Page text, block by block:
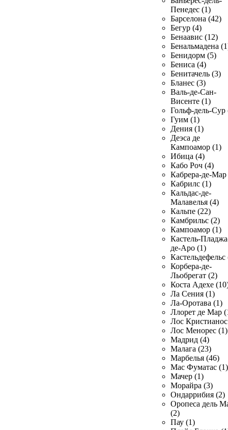
Пенедес (1)
Барселона (42)
Бегур (4)
Бенаавис (12)
Бенальмадена
Бенидорм (5)
Бениса (4)
Бенитачель (3)
Бланес (3)
Валь-де-Сан-
Висенте (1)
Гольф-дель-Сур
Гуим (1)
Дения (1)
Деэса де
Кампоамор (1)
Ибица (4)
Кабо Роч (4)
Кабрера-де-Мар
Кабрилс (1)
Кальдас-де-
Малавелья (4)
Кальпе (22)
Камбрильс (2)
Кампоамор (1)
Кастель-
де-Аро (1)
Кастельдефельс
Корбера-де-
Льобрегат (2)
Коста Адехе
Ла Сения (1)
Ла-Оротава (1)
Ллорет де Мар
Лос
Лос Менорес (1)
Мадрид (4)
Малага (23)
Марбелья (46)
Мас Фуматас (1)
Мачер (1)
Морайра (3)
Ондаррибия (2)
Оропеса дель
(2)
Пау (1)